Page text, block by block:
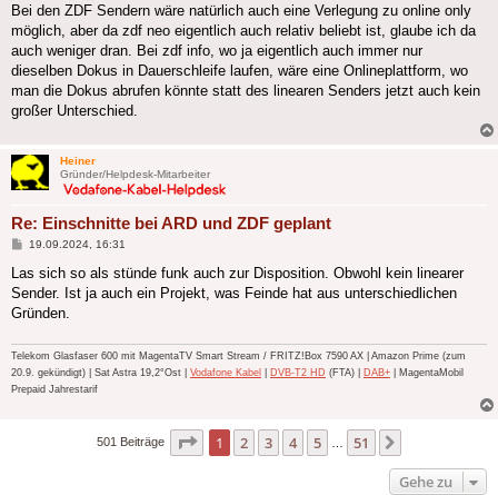
Bei den ZDF Sendern wäre natürlich auch eine Verlegung zu online only
möglich, aber da zdf neo eigentlich auch relativ beliebt ist, glaube ich da
auch weniger dran. Bei zdf info, wo ja eigentlich auch immer nur
dieselben Dokus in Dauerschleife laufen, wäre eine Onlineplattform, wo
man die Dokus abrufen könnte statt des linearen Senders jetzt auch kein
großer Unterschied.
Heiner
Gründer/Helpdesk-Mitarbeiter
Re: Einschnitte bei ARD und ZDF geplant
Beitrag
19.09.2024, 16:31
Las sich so als stünde funk auch zur Disposition. Obwohl kein linearer
Sender. Ist ja auch ein Projekt, was Feinde hat aus unterschiedlichen
Gründen.
Telekom Glasfaser 600 mit MagentaTV Smart Stream / FRITZ!Box 7590 AX | Amazon Prime (zum
20.9. gekündigt) | Sat Astra 19,2°Ost | Vodafone Kabel DVB-T2 HD (FTA) | DAB+ | MagentaMobil
Prepaid Jahrestarif
501 Beiträge Seite 1von 51
1 2 3 4 5 51
Gehe zu